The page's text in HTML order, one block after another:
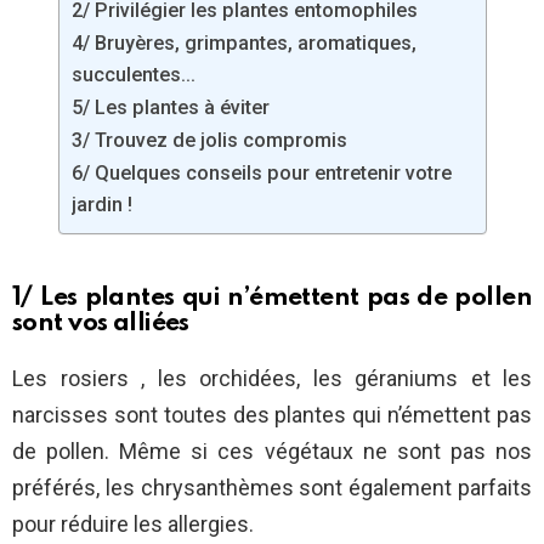
2/ Privilégier les plantes entomophiles
4/ Bruyères, grimpantes, aromatiques,
succulentes…
5/ Les plantes à éviter
3/ Trouvez de jolis compromis
6/ Quelques conseils pour entretenir votre
jardin !
1/ Les plantes qui n’émettent pas de pollen
sont vos alliées
Les rosiers , les orchidées, les géraniums et les
narcisses sont toutes des plantes qui n’émettent pas
de pollen. Même si ces végétaux ne sont pas nos
préférés, les chrysanthèmes sont également parfaits
pour réduire les allergies.